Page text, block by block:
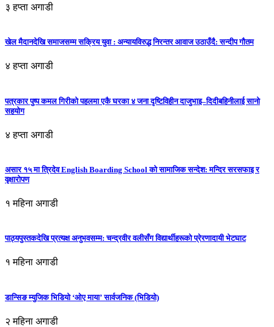
३ हप्ता अगाडी
खेल मैदानदेखि समाजसम्म सक्रिय युवा : अन्यायविरुद्ध निरन्तर आवाज उठाउँदै: सन्दीप गौतम
४ हप्ता अगाडी
पत्रकार पुष्प कमल गिरीको पहलमा एकै घरका ४ जना दृष्टिविहीन दाजुभाइ–दिदीबहिनीलाई सानो
सहयोग
४ हप्ता अगाडी
असार १५ मा त्रिदेव English Boarding School को सामाजिक सन्देश: मन्दिर सरसफाइ र
वृक्षारोपण
१ महिना अगाडी
पाठ्यपुस्तकदेखि प्रत्यक्ष अनुभवसम्म: चन्द्रवीर वलीसँग विद्यार्थीहरूको प्रेरणादायी भेटघाट
१ महिना अगाडी
डान्सिङ म्युजिक भिडियो ‘ओए माया’ सार्वजनिक (भिडियो)
२ महिना अगाडी